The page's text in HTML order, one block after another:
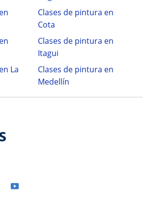
Clases de pintura en
Cota
Clases de pintura en
Itagui
La
Clases de pintura en
Medellín